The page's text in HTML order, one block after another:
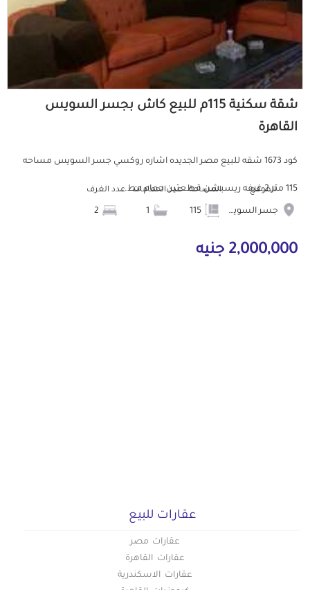
شقة سكنية 115م للبيع كاش بجسر السويس
القاهرة
كود 1673 شقه للبيع مصر الجديده اشاره روكسي جسر السويس مساحه
115 متر 2 غرفه ريسبشن قطعتين حمام مط... الموقع
جسر السويس
المساحة عدد الحمامات عدد الغرف
2,000,000 جنيه
عقارات للبيع
عقارات مصر
عقارات القاهرة
عقارات الاسكندرية